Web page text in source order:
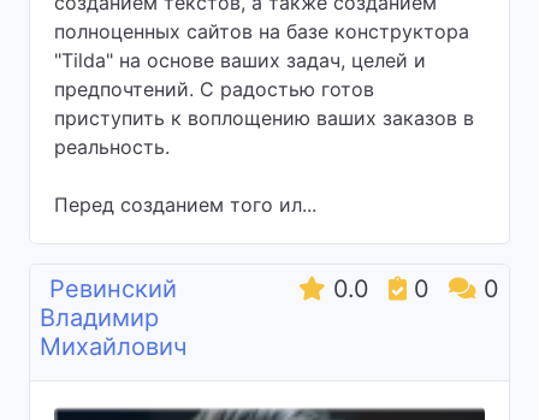
полноценных сайтов на базе конструктора
"Tilda" на основе ваших задач, целей и
предпочтений. С радостью готов
приступить к воплощению ваших заказов в
реальность.
Перед созданием того ил...
0.0 0 0
Ревинский
Владимир
Михайлович